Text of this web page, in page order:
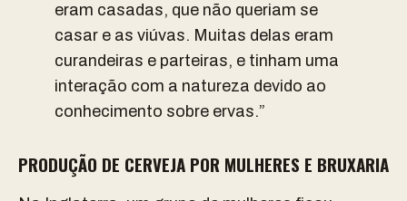
eram casadas, que não queriam se
casar e as viúvas. Muitas delas eram
curandeiras e parteiras, e tinham uma
interação com a natureza devido ao
conhecimento sobre ervas.”
PRODUÇÃO DE CERVEJA POR MULHERES E BRUXARIA